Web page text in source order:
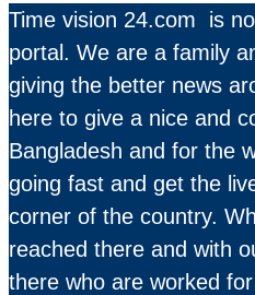
Time vision 24.com is
portal. We are a family
giving the better news
here to give a nice and
Bangladesh and for the
going fast and get the
corner of the country.
reached there and with
there who are worked